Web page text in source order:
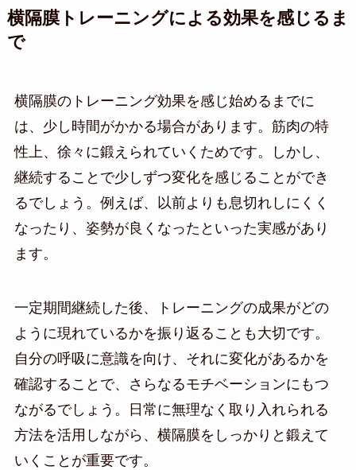
横隔膜トレーニングによる効果を感じるま
で
横隔膜のトレーニング効果を感じ始めるまでに
は、少し時間がかかる場合があります。筋肉の特
性上、徐々に鍛えられていくためです。しかし、
継続することで少しずつ変化を感じることができ
るでしょう。例えば、以前よりも息切れしにくく
なったり、姿勢が良くなったといった実感があり
ます。
一定期間継続した後、トレーニングの成果がどの
ように現れているかを振り返ることも大切です。
自分の呼吸に意識を向け、それに変化があるかを
確認することで、さらなるモチベーションにもつ
ながるでしょう。日常に無理なく取り入れられる
方法を活用しながら、横隔膜をしっかりと鍛えて
いくことが重要です。